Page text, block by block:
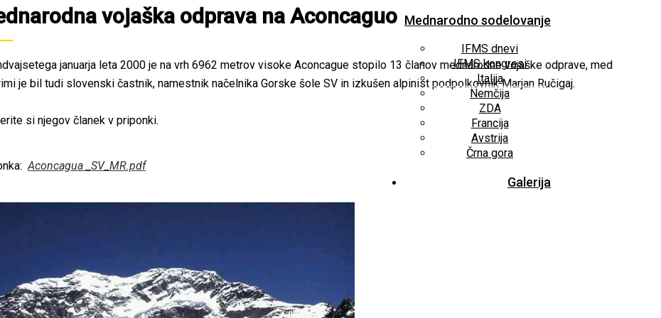
Mednarodno sodelovanje
IFMS dnevi
IFMS kongresi
Italija
Nemčija
ZDA
Francija
Avstrija
Črna gora
Galerija
vojaška odprava na Aconcaguo
januarja leta 2000 je na vrh 6962 metrov visoke Aconcague stopilo 13 članov mednarodne vojaške odprave, med
je bil tudi slovenski častnik, namestnik načelnika Gorske šole SV in izkušen alpinist podpolkovnik Marjan Ručigaj.
si njegov članek v priponki.
Aconcagua _SV_MR.pdf